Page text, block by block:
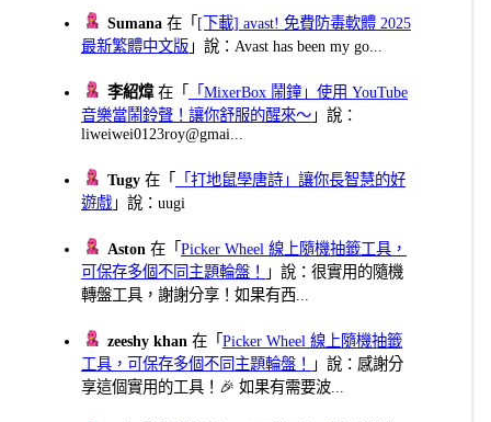
Sumana 在「 [下載] avast! 免費防毒軟體 2025
最新繁體中文版 」說：Avast has been my go...
李紹煒在「
「MixerBox 鬧鐘」使用 YouTube
音樂當鬧鈴聲！讓你舒服的醒來～ 」說：
liweiwei0123roy@gmai...
Tugy 在「
「打地鼠學唐詩」讓你長智慧的好
遊戲 」說：uugi
Aston 在「Picker Wheel 線上隨機抽籤工具，
可保存多個不同主題輪盤！
」說：很實用的隨機
轉盤工具，謝謝分享！如果有西...
zeeshy khan 在「Picker Wheel 線上隨機抽籤
工具，可保存多個不同主題輪盤！
」說：感謝分
享這個實用的工具！🎉 如果有需要波...